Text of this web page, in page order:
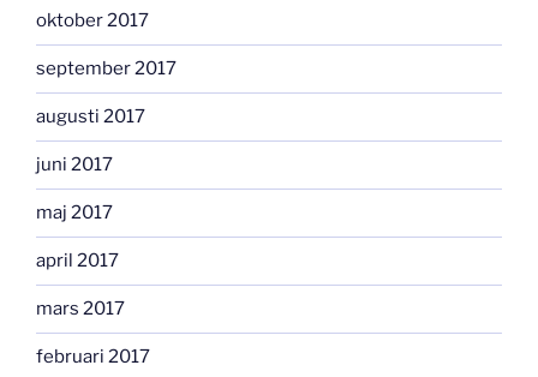
oktober 2017
september 2017
augusti 2017
juni 2017
maj 2017
april 2017
mars 2017
februari 2017